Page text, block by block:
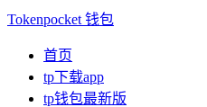
Tokenpocket 钱包
首页
tp下载app
tp钱包最新版